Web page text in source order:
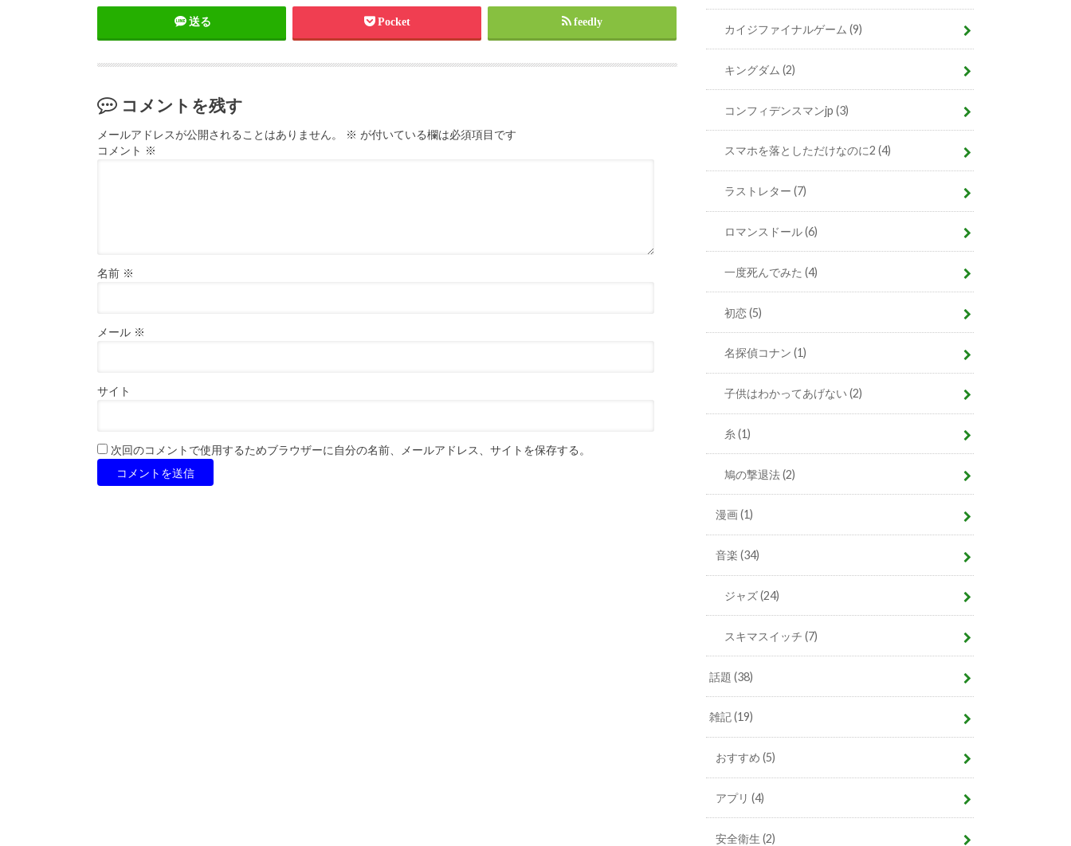
送る Pocket feedly
コメントを残す
メールアドレスが公開されることはありません。 ※ が付いている欄は必須項目です
コメント ※
名前 ※
メール ※
サイト
次回のコメントで使用するためブラウザーに自分の名前、メールアドレス、サイトを保存する。
カイジファイナルゲーム(9)
キングダム(2)
コンフィデンスマンjp(3)
スマホを落としただけなのに2(4)
ラストレター(7)
ロマンスドール(6)
一度死んでみた(4)
初恋(5)
名探偵コナン(1)
子供はわかってあげない(2)
糸(1)
鳩の撃退法(2)
漫画(1)
音楽 (34)
ジャズ(24)
スキマスイッチ(7)
話題(38)
雑記(19)
おすすめ (5)
アプリ (4)
安全衛生 (2)